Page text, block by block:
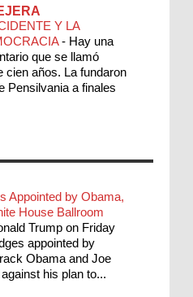
Y LA
- Hay una
que se llamó
cien años. La fundaron
Pensilvania a finales
Appointed by Obama,
House Ballroom
Trump on Friday
appointed by
Obama and Joe
his plan to...